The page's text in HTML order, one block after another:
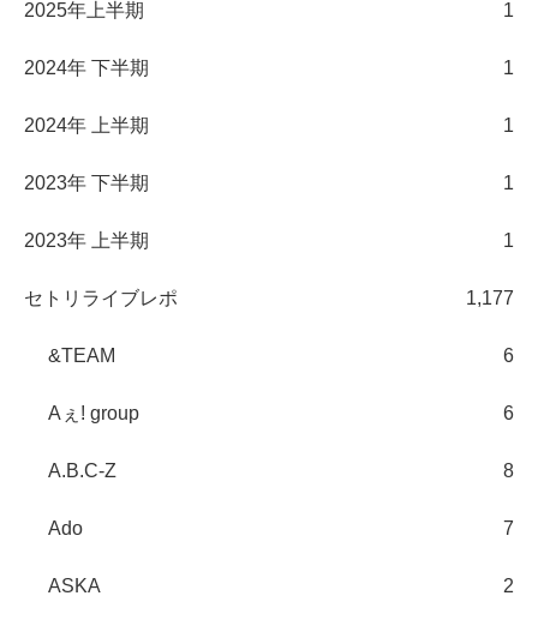
2025年上半期 1
2024年 下半期 1
2024年 上半期 1
2023年 下半期 1
2023年 上半期 1
セトリライブレポ 1,177
&TEAM 6
Aぇ! group 6
A.B.C-Z 8
Ado 7
ASKA 2